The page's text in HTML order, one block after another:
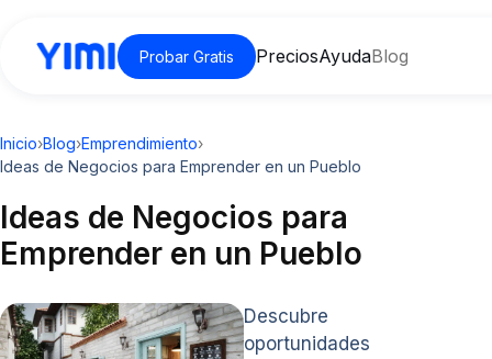
Probar Gratis PreciosAyudaBlog
Inicio›Blog›Emprendimiento›
Ideas de Negocios para Emprender en un Pueblo
Ideas de Negocios para
Emprender en un Pueblo
Descubre
oportunidades